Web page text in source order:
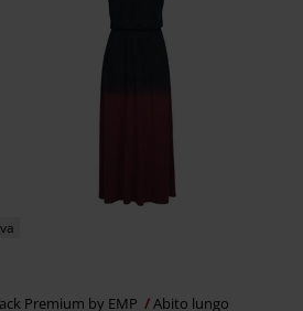
Premium by EMP Abito lungo